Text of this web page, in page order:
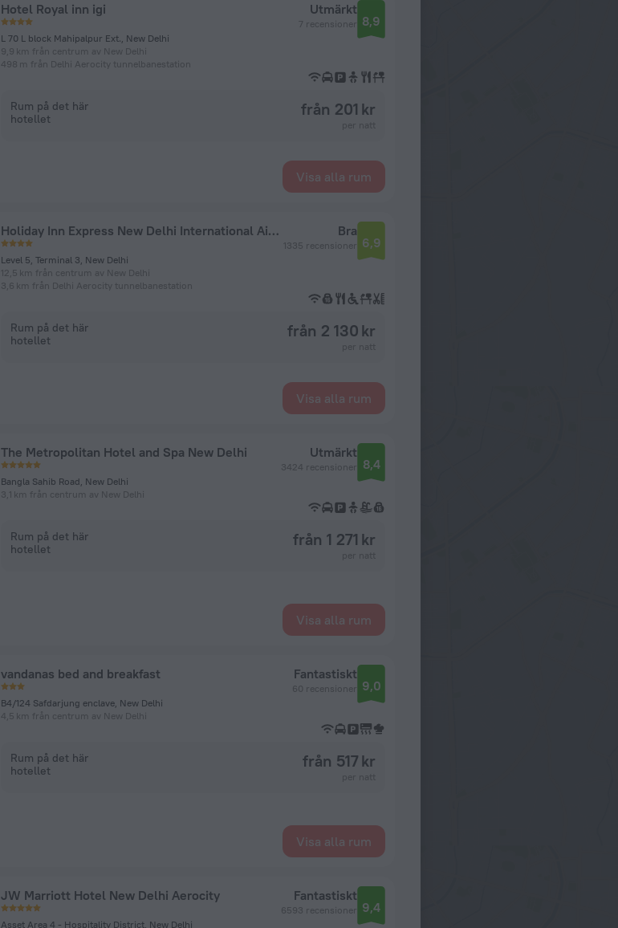
Hotel Royal inn igi
L 70 L block Mahipalpur Ext., New Delhi
9,9 km från centrum av New Delhi
498 m från Delhi Aerocity tunnelbanestation
Utmärkt
7 recensioner 8,9
Rum på det här
hotellet
från 201 kr
Visa alla rum
Holiday Inn Express New Delhi International Airport T3 by IHG
Level 5, Terminal 3, New Delhi
12,5 km från centrum av New Delhi
3,6 km från Delhi Aerocity tunnelbanestation
Bra
1335 recensioner 6,9
Rum på det här
hotellet
från 2 130 kr
Visa alla rum
The Metropolitan Hotel and Spa New Delhi
Bangla Sahib Road, New Delhi
3,1 km från centrum av New Delhi
Utmärkt
3424 recensioner 8,4
Rum på det här
hotellet
från 1 271 kr
Visa alla rum
vandanas bed and breakfast
B4/124 Safdarjung enclave, New Delhi
4,5 km från centrum av New Delhi
Fantastiskt
60 recensioner 9,0
Rum på det här
hotellet
från 517 kr
Visa alla rum
JW Marriott Hotel New Delhi Aerocity
Asset Area 4 - Hospitality District, New Delhi
Fantastiskt
6593 recensioner 9,4